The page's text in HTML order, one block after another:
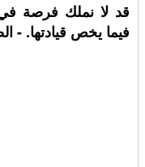
قد لا نملك فرصة
فيما يخص قيادتها. -